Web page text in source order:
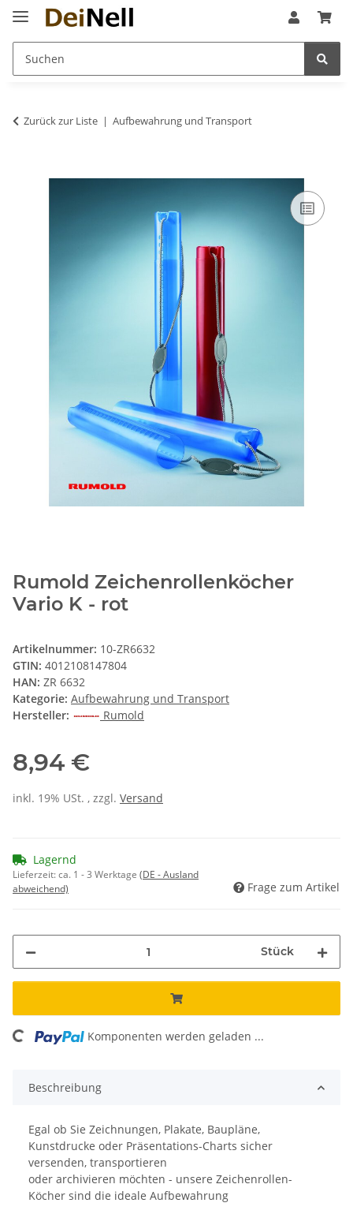
Zurück zur Liste Aufbewahrung und Transport
Rumold Zeichenrollenköcher
Vario K - rot
Artikelnummer: 10-ZR6632
GTIN: 4012108147804
HAN: ZR 6632
Kategorie: Aufbewahrung und Transport
Hersteller:
Rumold
8,94 €
inkl. 19% USt. , zzgl. Versand
Lagernd
Lieferzeit:ca. 1 - 3 Werktage (DE - Ausland
abweichend)
Frage zum Artikel
Stück
Komponenten werden geladen ...
Beschreibung
Egal ob Sie Zeichnungen, Plakate, Baupläne,
Kunstdrucke oder Präsentations-Charts sicher
versenden, transportieren
oder archivieren möchten - unsere Zeichenrollen-
Köcher sind die ideale Aufbewahrung